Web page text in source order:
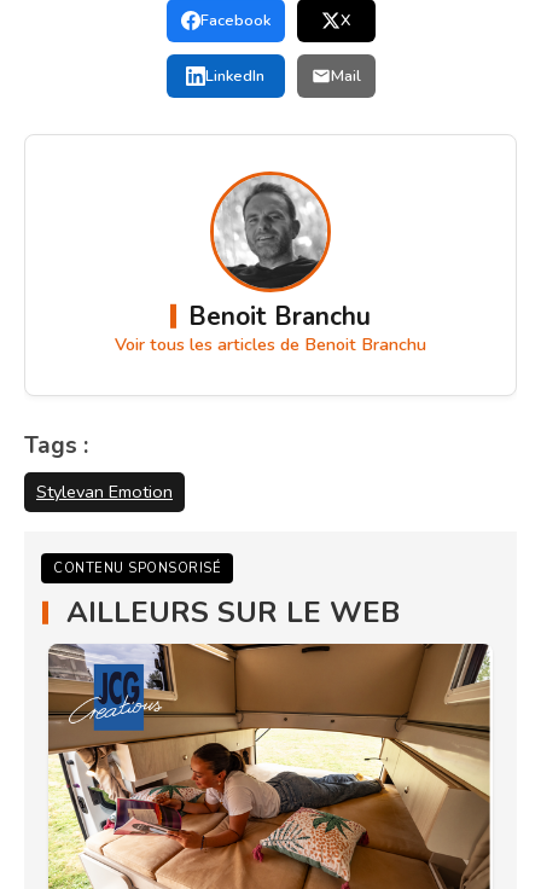
Facebook X
LinkedIn Mail
Benoit Branchu
Voir tous les articles de Benoit Branchu
Tags :
Stylevan Emotion
CONTENU SPONSORISÉ
AILLEURS SUR LE WEB